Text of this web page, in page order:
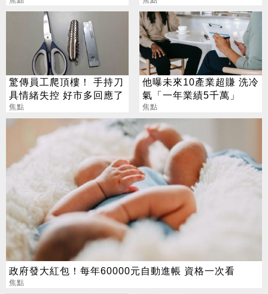
驚傳員工爬頂樓！ 手持刀
具情緒失控 好市多回應了
焦點
他曝未來10產業超賺 洗冷
氣「一年業績5千萬」
焦點
政府發大紅包！每年60000元自動進帳 資格一次看
焦點